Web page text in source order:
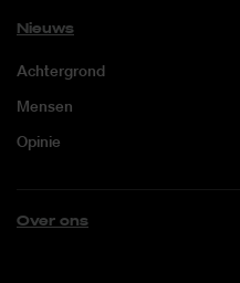
Nieuws
Achtergrond
Mensen
Opinie
Over ons